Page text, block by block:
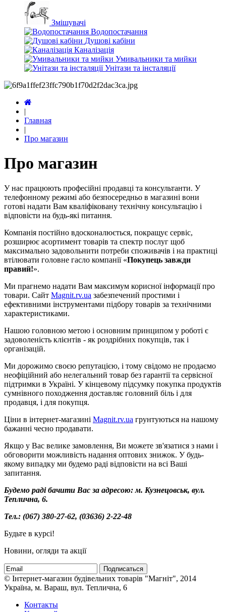
Змішувачі
Водопостачання
Душові кабіни
Каналізація
Умивальники та мийки
Унітази та інсталяції
|
Главная
|
Про магазин
Про магазин
У нас працюють професійні продавці та консультанти. У
телефонному режимі або безпосередньо в магазині вони
готові надати Вам кваліфіковану технічну консультацію і
відповісти на будь-які питання.
Компанія постійно вдосконалюється, покращує сервіс,
розширює асортимент товарів та спектр послуг щоб
максимально задовольнити потреби споживачів і на практиці
втілювати головне гасло компанії «Покупець завжди
правий!».
Ми прагнемо надати Вам максимум корисної інформації про
товари. Сайт Magnit.rv.ua забезпечений простими і
ефективними інструментами підбору товарів за технічними
характеристиками.
Нашою головною метою і основним принципом у роботі є
задоволеність клієнтів - як роздрібних покупців, так і
організацій.
Ми дорожимо своєю репутацією, і тому свідомо не продаємо
неофіційний або нелегальний товар без гарантії та сервісної
підтримки в Україні. У кінцевому підсумку покупка продуктів
сумнівного походження доставляє головний біль і для
продавця, і для покупця.
Ціни в інтернет-магазині Magnit.rv.ua грунтуються на нашому
бажанні чесно продавати.
Якщо у Вас велике замовлення, Ви можете зв'язатися з нами і
обговорити можливість надання оптових знижок. У будь-
якому випадку ми будемо раді відповісти на всі Ваші
запитання.
Будемо раді бачити Вас за адресою: м. Кузнецовськ, вул.
Теплична, 6.
Тел.: (067) 380-27-62, (03636) 2-22-48
Будьте в курсі!
Новини, огляди та акції
Подписаться
© Інтернет-магазин будівельних товарів "Магніт", 2014
Україна, м. Вараш, вул. Теплична, 6
Контакты